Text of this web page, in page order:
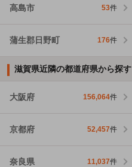
高島市 53件
蒲生郡日野町 176件
滋賀県近隣の都道府県から探す
大阪府 156,064件
京都府 52,457件
奈良県 11,037件